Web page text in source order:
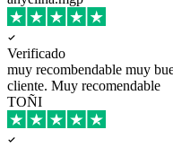
Verificado
muy recombendable muy
cliente. Muy recomendable
TOÑI